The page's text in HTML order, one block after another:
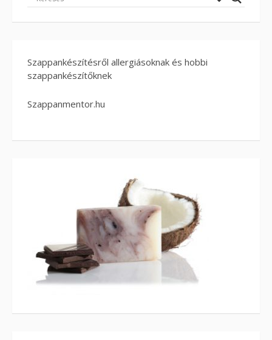
Szappankészítésről allergiásoknak és hobbi
szappankészítőknek
Szappanmentor.hu